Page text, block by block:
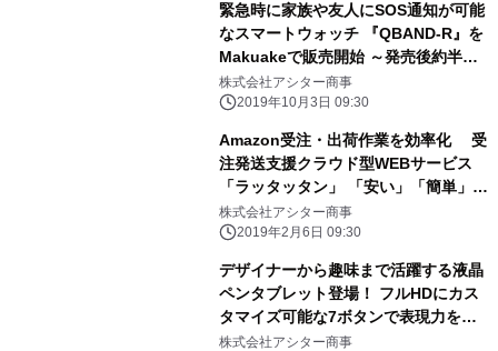
緊急時に家族や友人にSOS通知が可能
なスマートウォッチ 『QBAND-R』を
Makuakeで販売開始 ～発売後約半日
で目標金額を達成！～
株式会社アシター商事
2019年10月3日 09:30
Amazon受注・出荷作業を効率化 受
注発送支援クラウド型WEBサービス
「ラッタッタン」 「安い」「簡単」
「便利」で追加費用、一切なし！ 初期
費用なしで月額費用は1,980円のみで2
株式会社アシター商事
2019年2月6日 09:30
デザイナーから趣味まで活躍する液晶
ペンタブレット登場！ フルHDにカス
タマイズ可能な7ボタンで表現力を刺
激する！
株式会社アシター商事